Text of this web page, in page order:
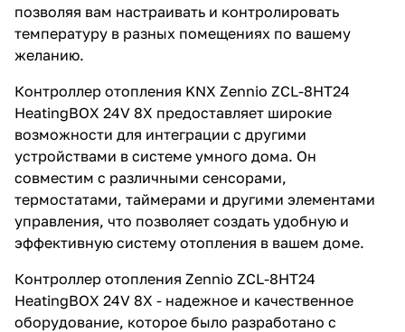
позволяя вам настраивать и контролировать
температуру в разных помещениях по вашему
желанию.
Контроллер отопления KNX Zennio ZCL-8HT24
HeatingBOX 24V 8X предоставляет широкие
возможности для интеграции с другими
устройствами в системе умного дома. Он
совместим с различными сенсорами,
термостатами, таймерами и другими элементами
управления, что позволяет создать удобную и
эффективную систему отопления в вашем доме.
Контроллер отопления Zennio ZCL-8HT24
HeatingBOX 24V 8X - надежное и качественное
оборудование, которое было разработано с